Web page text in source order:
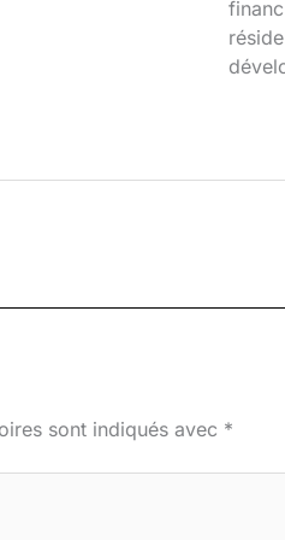
sont indiqués avec *